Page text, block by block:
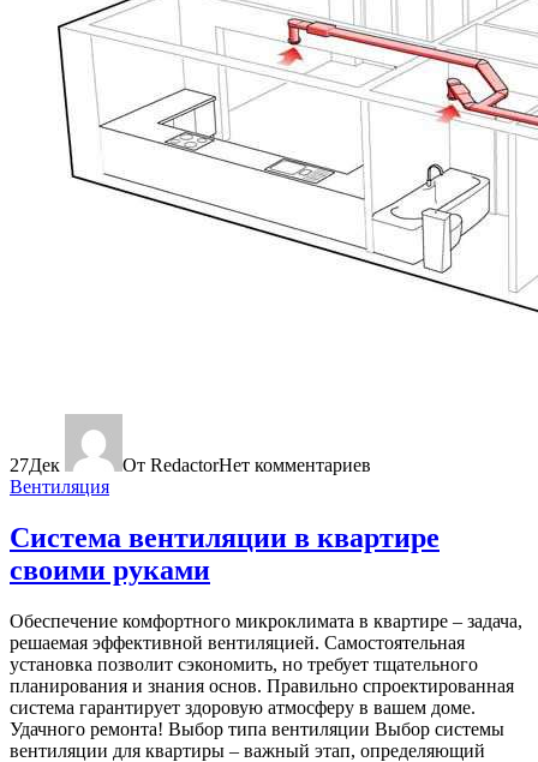
27Дек От RedactorНет комментариев
Вентиляция
Система вентиляции в квартире
своими руками
Обеспечение комфортного микроклимата в квартире – задача,
решаемая эффективной вентиляцией. Самостоятельная
установка позволит сэкономить, но требует тщательного
планирования и знания основ. Правильно спроектированная
система гарантирует здоровую атмосферу в вашем доме.
Удачного ремонта! Выбор типа вентиляции Выбор системы
вентиляции для квартиры – важный этап, определяющий